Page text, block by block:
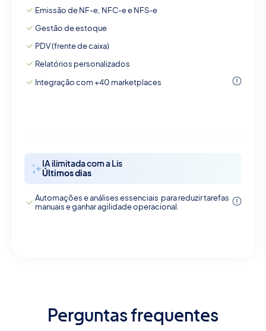
Emissão de NF-e, NFC-e e NFS-e
Gestão de estoque
PDV (frente de caixa)
Relatórios personalizados
Integração com +40 marketplaces
IA ilimitada com a Lis
Últimos dias
Automações e análises essenciais para reduzir tarefas
manuais e ganhar agilidade operacional.
Perguntas frequentes